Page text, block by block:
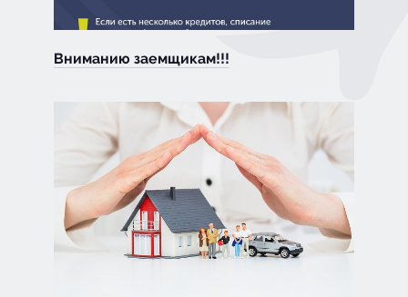
Вниманию заемщикам!!!